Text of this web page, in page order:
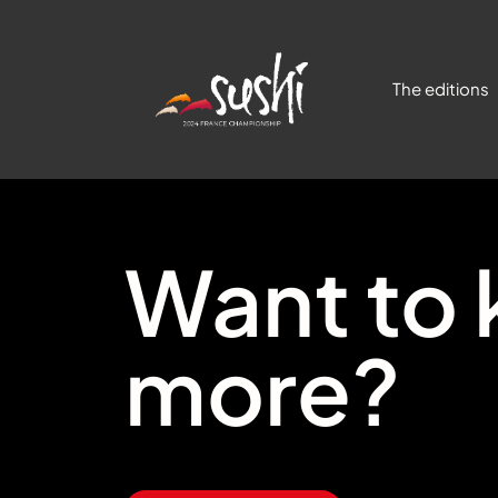
The editions
Want to
more?